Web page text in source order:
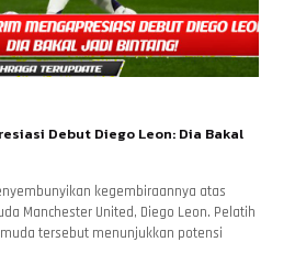
Debut Diego Leon: Dia Bakal
kegembiraannya atas
Manchester United, Diego Leon. Pelatih
tersebut menunjukkan potensi